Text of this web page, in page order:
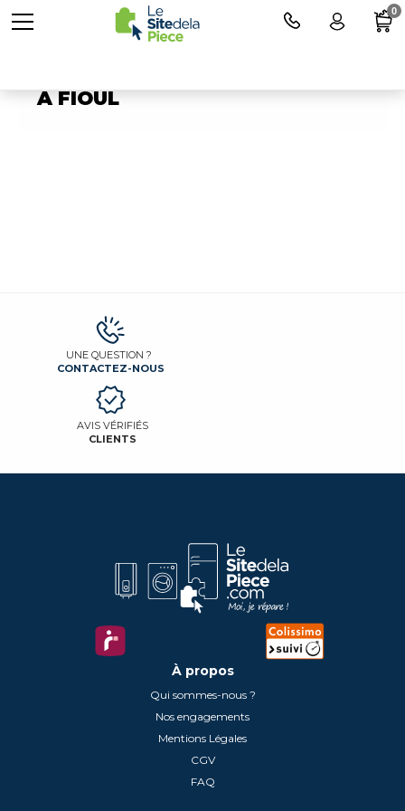
A FIOUL
UNE QUESTION ?
CONTACTEZ-NOUS
AVIS VÉRIFIÉS
CLIENTS
À propos
Qui sommes-nous ?
Nos engagements
Mentions Légales
CGV
FAQ
0